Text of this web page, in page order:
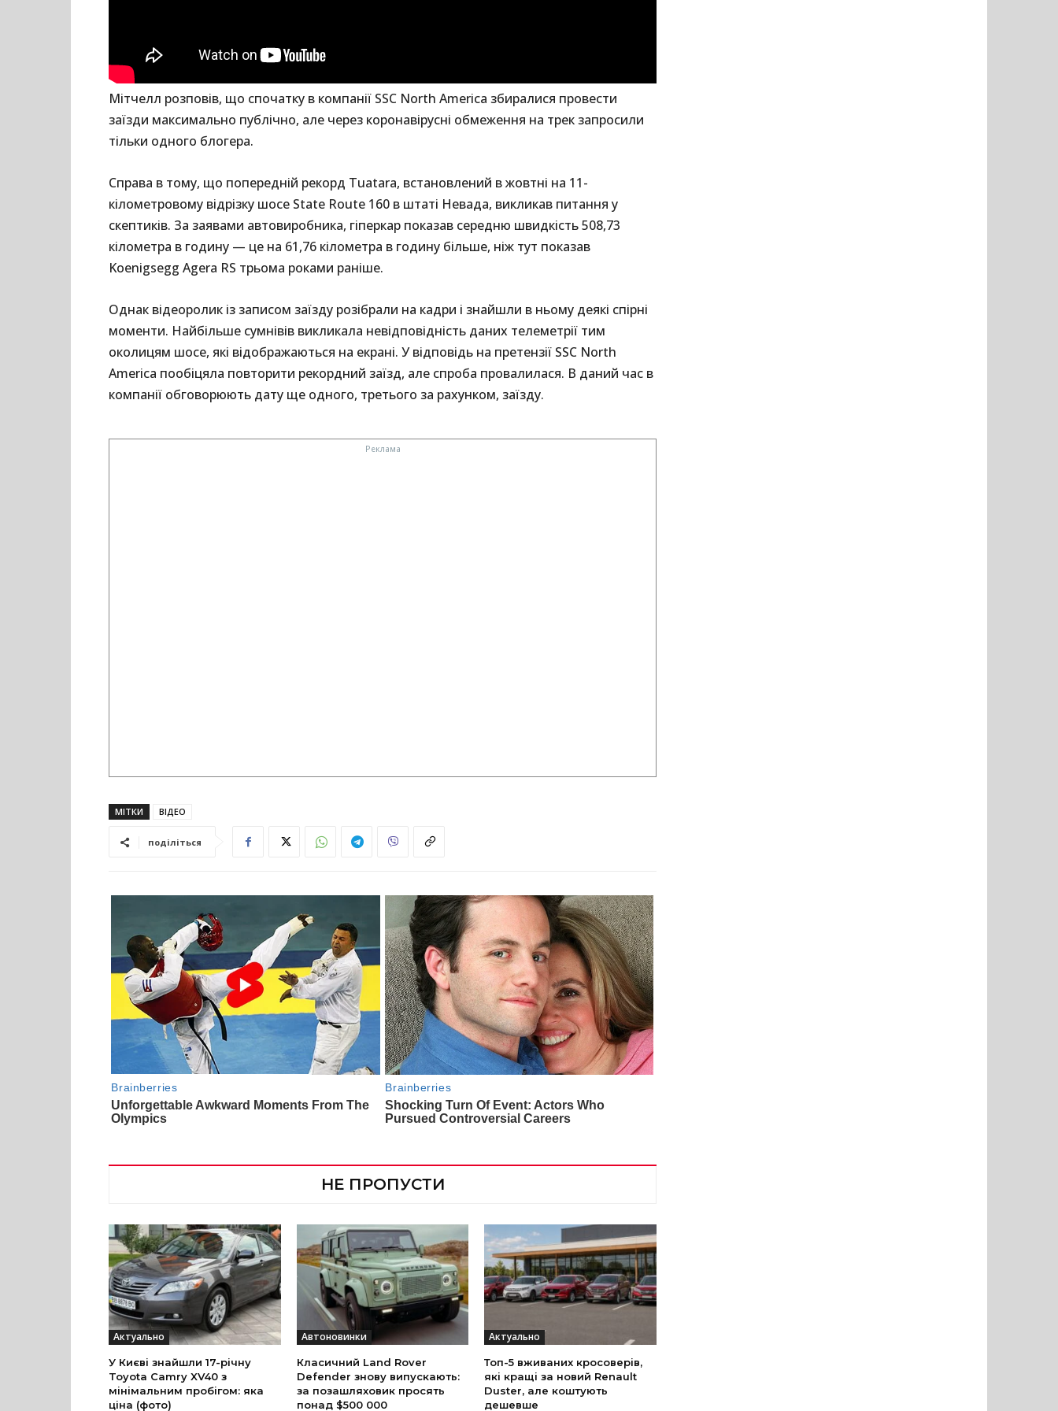
Мітчелл розповів, що спочатку в компанії SSC North America збиралися провести
заїзди максимально публічно, але через коронавірусні обмеження на трек запросили
тільки одного блогера.
Справа в тому, що попередній рекорд Tuatara, встановлений в жовтні на 11-
кілометровому відрізку шосе State Route 160 в штаті Невада, викликав питання у
скептиків. За заявами автовиробника, гіперкар показав середню швидкість 508,73
кілометра в годину — це на 61,76 кілометра в годину більше, ніж тут показав
Koenigsegg Agera RS трьома роками раніше.
Однак відеоролик із записом заїзду розібрали на кадри і знайшли в ньому деякі спірні
моменти. Найбільше сумнівів викликала невідповідність даних телеметрії тим
околицям шосе, які відображаються на екрані. У відповідь на претензії SSC North
America пообіцяла повторити рекордний заїзд, але спроба провалилася. В даний час в
компанії обговорюють дату ще одного, третього за рахунком, заїзду.
МІТКИ ВІДЕО
поділіться
НЕ ПРОПУСТИ
Актуально
У Києві знайшли 17-річну
Toyota Camry XV40 з
мінімальним пробігом: яка
ціна (фото)
Автоновинки
Класичний Land Rover
Defender знову випускають:
за позашляховик просять
понад $500 000
Актуально
Топ-5 вживаних кросоверів,
які кращі за новий Renault
Duster, але коштують
дешевше